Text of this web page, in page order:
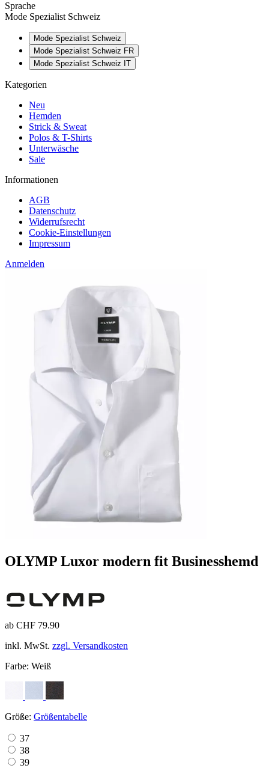
Sprache
Mode Spezialist Schweiz
Mode Spezialist Schweiz
Mode Spezialist Schweiz FR
Mode Spezialist Schweiz IT
Kategorien
Neu
Hemden
Strick & Sweat
Polos & T-Shirts
Unterwäsche
Sale
Informationen
AGB
Datenschutz
Widerrufsrecht
Cookie-Einstellungen
Impressum
Anmelden
OLYMP Luxor modern fit Businesshemd
ab CHF 79.90
inkl. MwSt. zzgl. Versandkosten
Farbe: Weiß
Größe: Größentabelle
37
38
39